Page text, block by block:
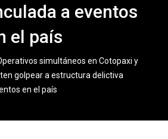
a eventos
el país
simultáneos en Cotopaxi y
golpear a estructura delictiva
en el país